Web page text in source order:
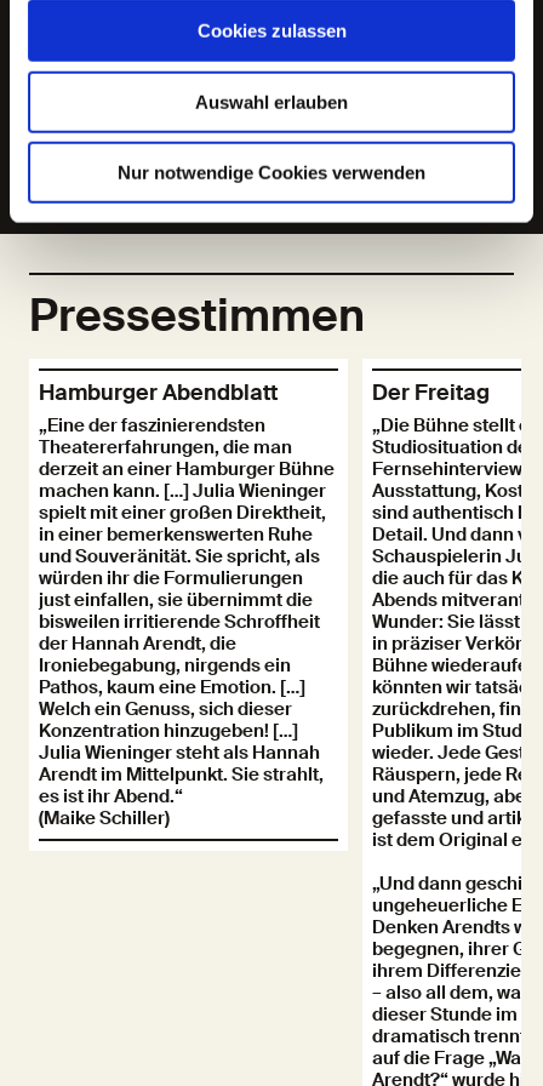
Cookies zulassen
Auswahl erlauben
Nur notwendige Cookies verwenden
Alle Beteiligten anzeigen
Jana Sophia Schweers
Björn Salzer
Pressestimmen
Hamburger Abendblatt
„Eine der faszinierendsten
Theatererfahrungen, die man
derzeit an einer Hamburger Bühne
machen kann. […] Julia Wieninger
spielt mit einer großen Direktheit,
in einer bemerkenswerten Ruhe
und Souveränität. Sie spricht, als
würden ihr die Formulierungen
just einfallen, sie übernimmt die
bisweilen irritierende Schroffheit
der Hannah Arendt, die
Ironiebegabung, nirgends ein
Pathos, kaum eine Emotion. […]
Welch ein Genuss, sich dieser
Konzentration hinzugeben! […]
Julia Wieninger steht als Hannah
Arendt im Mittelpunkt. Sie strahlt,
es ist ihr Abend.“
(Maike Schiller)
Der Freitag
„Die Bühne stellt
Studiosituation des
Fernsehinterviews
Ausstattung,
sind authentisch
Detail. Und dann
Schauspielerin
die auch für das
Abends
Wunder: Sie lässt
in präziser
Bühne
könnten wir
zurückdrehen,
Publikum im Studio
wieder. Jede
Räuspern, jede
und Atemzug, aber
gefasste und
ist dem Original
„Und dann
ungeheuerliche
Denken Arendts
begegnen, ihrer
ihrem
– also all dem, was
dieser Stunde im
dramatisch trennt.
auf die Frage
Arendt?“ wurde